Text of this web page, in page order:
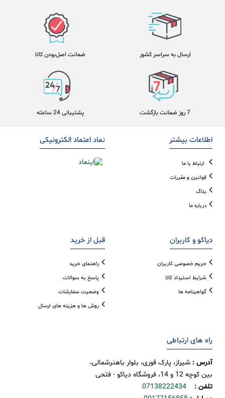
ضمانت اصل‌بودن کالا ارسال به سراسر کشور
پشتیبانی 24 ساعته 7 روز ضمانت بازگشت
نماد اعتماد الکترونیکی اطلاعات بیشتر
ارتباط با ما
قوانین و مقررات
بلاگ
درباره ما
قبل از خرید
راهنمای خرید
پاسخ به سوالات
وضعیت سفارشات
روش ها و هزینه های ارسال
دیاکو و کاربران
حریم خصوصی کاربران
شرایط استرداد کالا
گواهینامه ها
راه های ارتباطی
آدرس : شیراز، پارک قوری، بلوار باهنرشمالی،
بین کوچه 12 و 14، فروشگاه دیاکو - فتحی
تلفن : 07138222434